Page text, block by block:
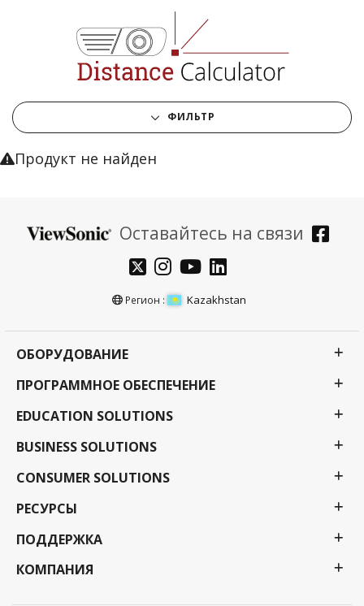
ФИЛЬТР
Продукт не найден
Оставайтесь на связи
Регион : Kazakhstan
ОБОРУДОВАНИЕ
ПРОГРАММНОЕ ОБЕСПЕЧЕНИЕ
EDUCATION SOLUTIONS
BUSINESS SOLUTIONS
CONSUMER SOLUTIONS
РЕСУРСЫ
ПОДДЕРЖКА
КОМПАНИЯ